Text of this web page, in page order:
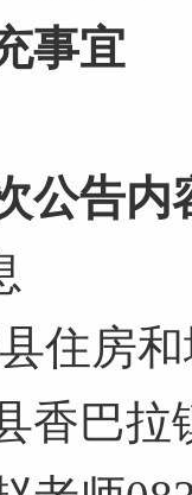
事宜
公告
城县
城县